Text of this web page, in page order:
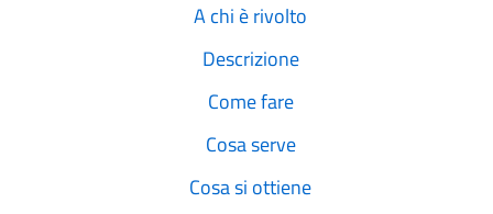
A chi è rivolto
Descrizione
Come fare
Cosa serve
Cosa si ottiene